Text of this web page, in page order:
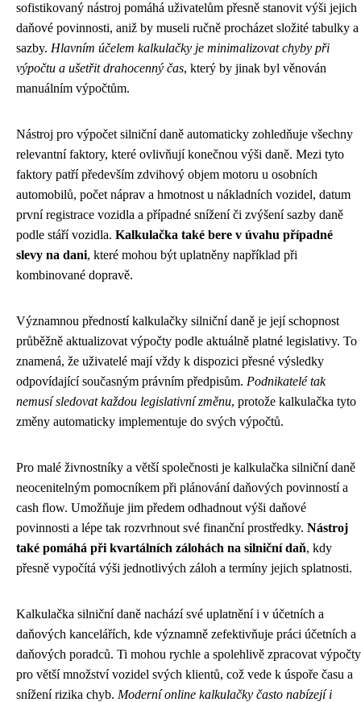
sofistikovaný nástroj pomáhá uživatelům přesně stanovit výši jejich
daňové povinnosti, aniž by museli ručně procházet složité tabulky a
sazby. Hlavním účelem kalkulačky je minimalizovat chyby při
výpočtu a ušetřit drahocenný čas, který by jinak byl věnován
manuálním výpočtům.
Nástroj pro výpočet silniční daně automaticky zohledňuje všechny
relevantní faktory, které ovlivňují konečnou výši daně. Mezi tyto
faktory patří především zdvihový objem motoru u osobních
automobilů, počet náprav a hmotnost u nákladních vozidel, datum
první registrace vozidla a případné snížení či zvýšení sazby daně
podle stáří vozidla. Kalkulačka také bere v úvahu případné
slevy na dani, které mohou být uplatněny například při
kombinované dopravě.
Významnou předností kalkulačky silniční daně je její schopnost
průběžně aktualizovat výpočty podle aktuálně platné legislativy. To
znamená, že uživatelé mají vždy k dispozici přesné výsledky
odpovídající současným právním předpisům. Podnikatelé tak
nemusí sledovat každou legislativní změnu, protože kalkulačka tyto
změny automaticky implementuje do svých výpočtů.
Pro malé živnostníky a větší společnosti je kalkulačka silniční daně
neocenitelným pomocníkem při plánování daňových povinností a
cash flow. Umožňuje jim předem odhadnout výši daňové
povinnosti a lépe tak rozvrhnout své finanční prostředky. Nástroj
také pomáhá při kvartálních zálohách na silniční daň, kdy
přesně vypočítá výši jednotlivých záloh a termíny jejich splatnosti.
Kalkulačka silniční daně nachází své uplatnění i v účetních a
daňových kancelářích, kde významně zefektivňuje práci účetních a
daňových poradců. Ti mohou rychle a spolehlivě zpracovat výpočty
pro větší množství vozidel svých klientů, což vede k úspoře času a
snížení rizika chyb. Moderní online kalkulačky často nabízejí i